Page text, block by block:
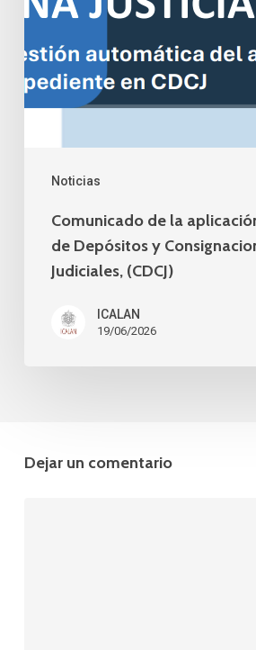
Noticias
Cuentas
de
Depósitos
y
(CDCJ)
Comunicado de la
de Depósitos y
Judiciales, (CDCJ)
ICALAN
19/06/2026
Dejar un comentario